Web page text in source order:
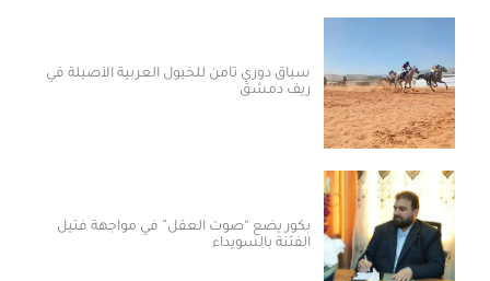
سباق دوري ثامن للخيول العربية الأصيلة في
ريف دمشق
بكور يضع “صوت العقل” في مواجهة فتيل
الفتنة بالسويداء